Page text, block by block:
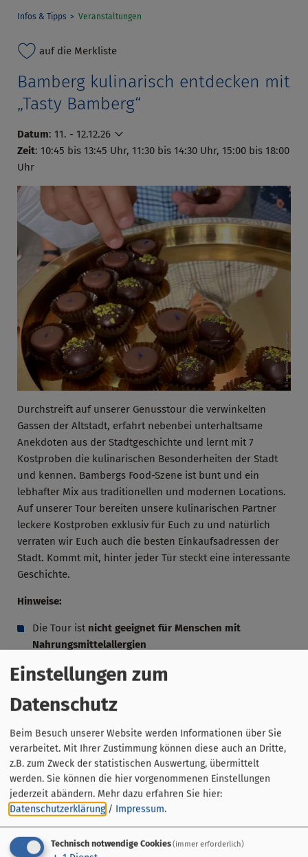
Infos & Tipps Veranstaltungen
auf die Merkliste
Bamberg kulinarisch entdecken mit
„Tasty Bamberg“
Datum: 11. - 12.12.26
Zeit: 10:45 bis 13:45 Uhr, 11:30 bis 14:30 Uhr, 15:00 bis 18:00
Uhr
Durchstreift auf unserer Genusstour die verwinkelten
Gassen der Altstadt, erfahrt nebenbei unterhaltsame
Anekdoten aus der Stadtgeschichte und lernt mit 7
Kostproben die kulinarischen Besonderheiten der Stadt
und kennen. Bambergs Food-Szene ist bunt und ein
lebhafter Mix aus traditionellen und modernen Locations.
Auf unserer Tour bereiten unsere kulinarischen Partner
leckere Kostproben exklusiv für Euch zu und natürlich
verraten wir Euch auch die besten Einkaufsadressen der
Stadt. Kommt mit, hinter jeder Tür steckt eine interessante
Geschichte.
Hinweise:
Die Tour ist nicht geeignet für Menschen mit
Nahrungsmittelallergien
Voranmeldung(spätestens 24 Stunden vor Tourbeginn)
per E-Mail (info(at)tasty-bamberg.de oder Telefon
(0049/ (0)173/56 54 59 3)
Wir empfehlen zusätzlich eine Flasche Wasser
mitzunehmen
Die meisten Kostproben werden im Stehen und im
Freien gereicht
Unsere Touren finden bei jedem Wetter statt. Bitte an
gutes Schuhwerk und ggf. an einen Regenschutz
denken
Hunde sind bei den Touren leider nicht erlaubt
Einstellungen zum
Datenschutz
Beim Besuch unserer Website werden Informationen über Sie
verarbeitet. Mit Ihrer Zustimmung können diese auch an Dritte,
z.B. zum Zweck der statistischen Auswertung, übermittelt
werden. Sie können die hier vorgenommenen Einstellungen
jederzeit abändern. Mehr dazu erfahren Sie hier:
Datenschutzerklärung / Impressum.
Technisch notwendige Cookies(immer erforderlich)